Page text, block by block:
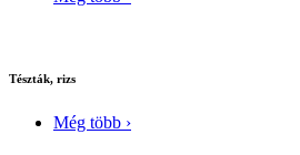
Tészták, rizs
Még több ›